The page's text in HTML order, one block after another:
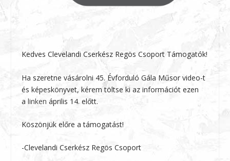
Kedves Clevelandi Cserkész Regös Csoport Támogatók!
Ha szeretne vásárolni 45. Évforduló Gála Műsor video-t
és képeskönyvet, kérem töltse ki az információt ezen
alinken április 14. előtt.
Köszönjük előre a támogatást!
-Clevelandi Cserkész Regös Csoport